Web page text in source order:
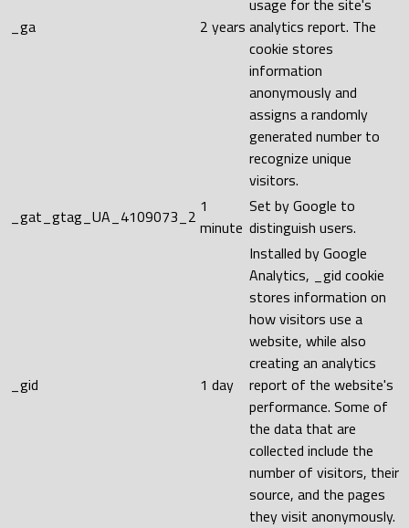
_ga 2 years
usage for the site's
analytics report. The
cookie stores
information
anonymously and
assigns a randomly
generated number to
recognize unique
visitors.
_gat_gtag_UA_4109073_2 1
minute
Set by Google to
distinguish users.
_gid 1 day
Installed by Google
Analytics, _gid cookie
stores information on
how visitors use a
website, while also
creating an analytics
report of the website's
performance. Some of
the data that are
collected include the
number of visitors, their
source, and the pages
they visit anonymously.